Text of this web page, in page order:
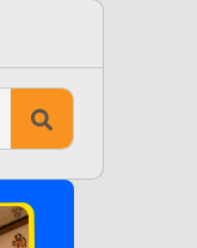
Search
for: